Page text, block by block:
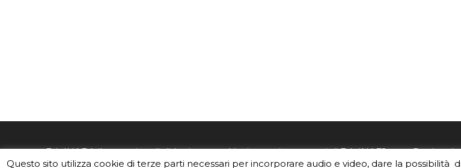
EduINAF è il magazine di didattica e
divulgazione dell'INAF,Istituto
Vuoi usare i contenuti di EduINAF?
Leggi i Crediti.
Per la
risponde,
Questo sito utilizza cookie di terze parti necessari per incorporare audio e video, dare la